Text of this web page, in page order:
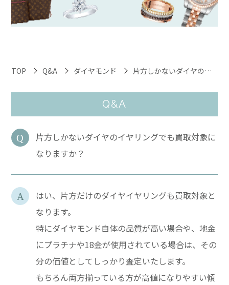
TOP Q&A ダイヤモンド 片方しかないダイヤのイヤリングでも買取対象になりますか？
Q&A
片方しかないダイヤのイヤリングでも買取対象に
なりますか？
はい、片方だけのダイヤイヤリングも買取対象と
なります。
特にダイヤモンド自体の品質が高い場合や、地金
にプラチナや18金が使用されている場合は、その
分の価値としてしっかり査定いたします。
もちろん両方揃っている方が高値になりやすい傾